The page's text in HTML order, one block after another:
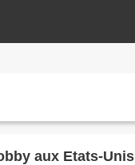
aux Etats-Unis